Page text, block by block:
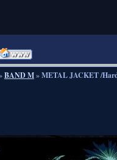
BAND M»METAL JACKET /